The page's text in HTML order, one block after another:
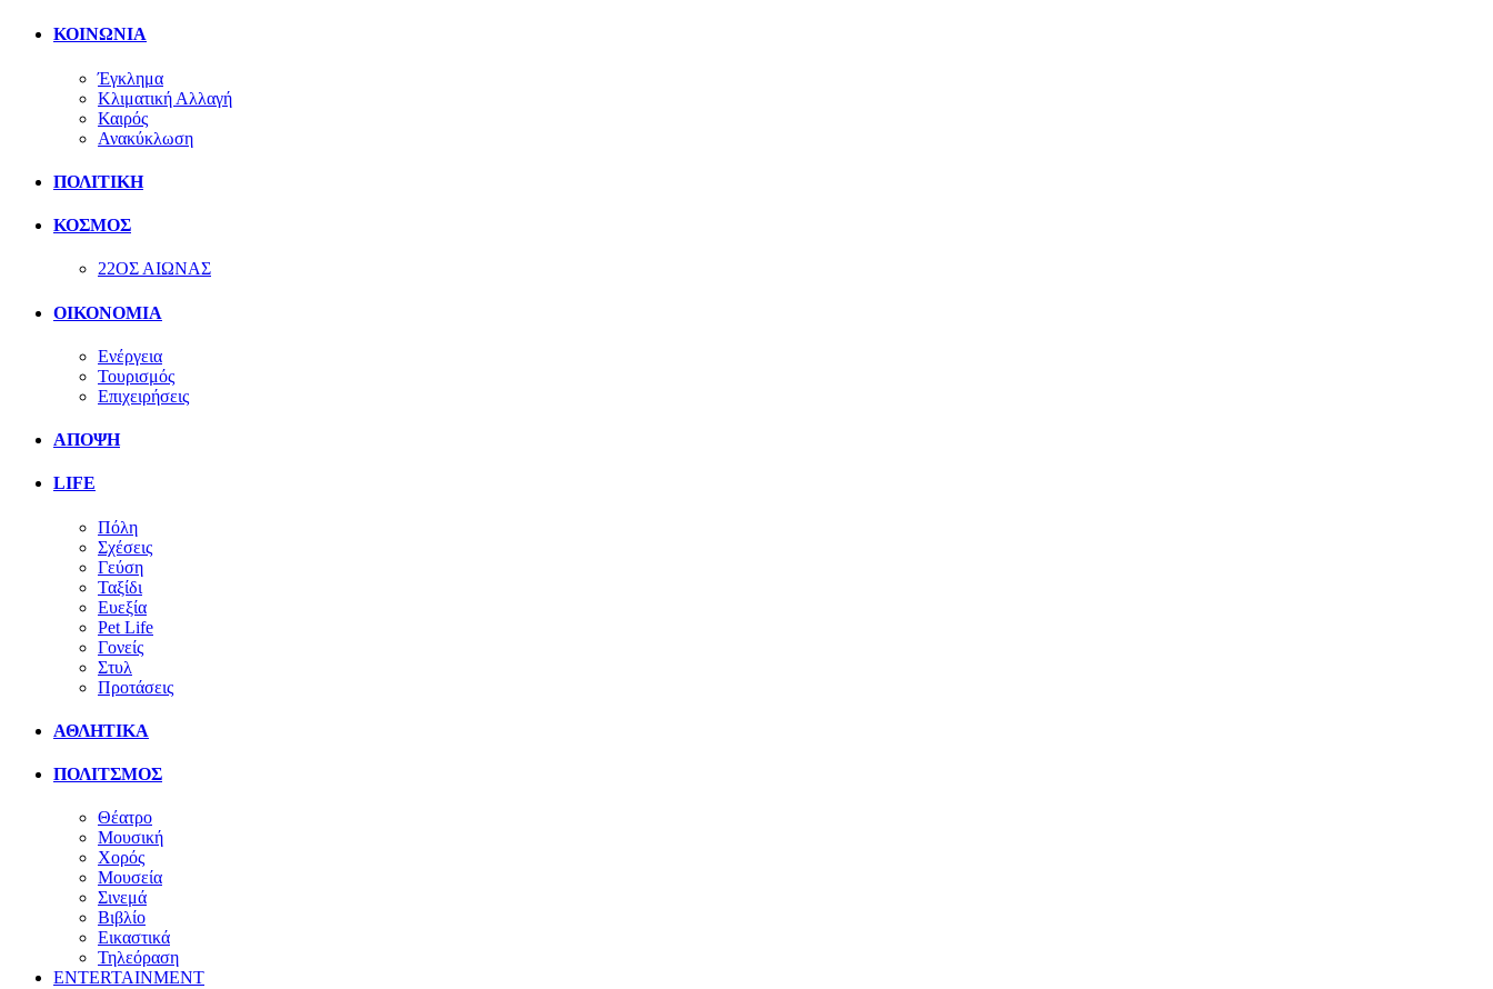
ΚΟΙΝΩΝΙΑ
Έγκλημα
Κλιματική Αλλαγή
Καιρός
Ανακύκλωση
ΠΟΛΙΤΙΚΗ
ΚΟΣΜΟΣ
22ΟΣ ΑΙΩΝΑΣ
ΟΙΚΟΝΟΜΙΑ
Ενέργεια
Τουρισμός
Επιχειρήσεις
ΑΠΟΨΗ
LIFE
Πόλη
Σχέσεις
Γεύση
Ταξίδι
Ευεξία
Pet Life
Γονείς
Στυλ
Προτάσεις
ΑΘΛΗΤΙΚΑ
ΠΟΛΙΤΣΜΟΣ
Θέατρο
Μουσική
Χορός
Μουσεία
Σινεμά
Βιβλίο
Εικαστικά
Τηλεόραση
ENTERTAINMENT